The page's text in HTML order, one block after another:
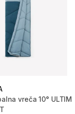
vreča 10° ULTIM